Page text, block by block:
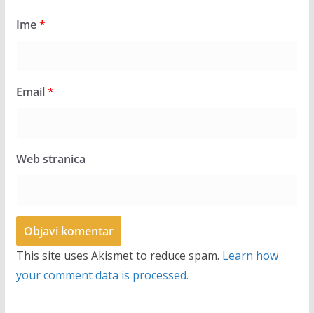
Ime*
Email*
Web stranica
This site uses Akismet to reduce spam. Learn how
your comment data is processed.